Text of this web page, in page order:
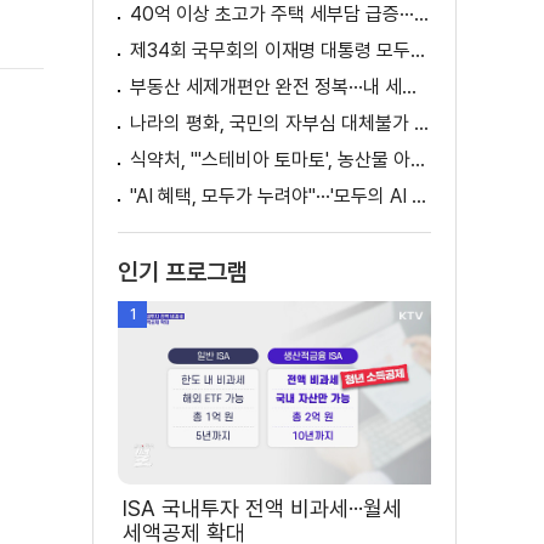
40억 이상 초고가 주택 세부담 급증···실수요자 보호 강화
제34회 국무회의 이재명 대통령 모두발언
부동산 세제개편안 완전 정복···내 세금 어떻게 달라지나? [K-정책 사용법]
나라의 평화, 국민의 자부심 대체불가 대한민국 이재명 대통령 모두말씀
식약처, "'스테비아 토마토', 농산물 아닌 가공식품"
"AI 혜택, 모두가 누려야"···'모두의 AI 성장사다리' 출범
인기 프로그램
1
ISA 국내투자 전액 비과세···월세
세액공제 확대